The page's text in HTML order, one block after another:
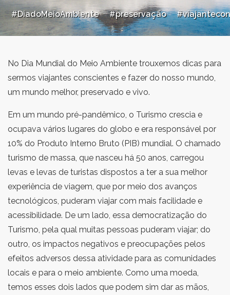
#DiadoMeioAmbiente #preservação
No Dia Mundial do Meio Ambiente trouxemos dicas para
sermos viajantes conscientes e fazer do nosso mundo,
um mundo melhor, preservado e vivo.
Em um mundo pré-pandêmico, o Turismo crescia e
ocupava vários lugares do globo e era responsável por
10% do Produto Interno Bruto (PIB) mundial. O chamado
turismo de massa, que nasceu há 50 anos, carregou
levas e levas de turistas dispostos a ter a sua melhor
experiência de viagem, que por meio dos avanços
tecnológicos, puderam viajar com mais facilidade e
acessibilidade. De um lado, essa democratização do
Turismo, pela qual muitas pessoas puderam viajar; do
outro, os impactos negativos e preocupações pelos
efeitos adversos dessa atividade para as comunidades
locais e para o meio ambiente. Como uma moeda,
temos esses dois lados que podem sim dar as mãos,